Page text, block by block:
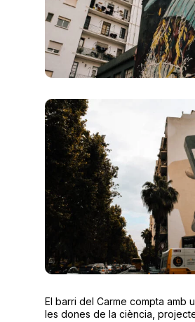
El barri del Carme compta amb
les dones de la ciència,